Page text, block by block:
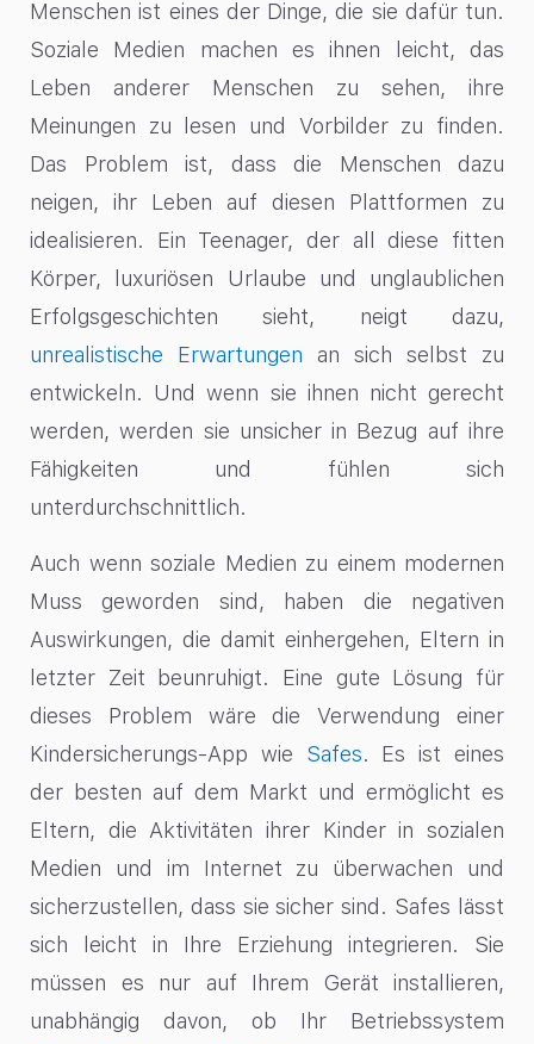
Menschen ist eines der Dinge, die sie dafür tun.
Soziale Medien machen es ihnen leicht, das
Leben anderer Menschen zu sehen, ihre
Meinungen zu lesen und Vorbilder zu finden.
Das Problem ist, dass die Menschen dazu
neigen, ihr Leben auf diesen Plattformen zu
idealisieren. Ein Teenager, der all diese fitten
Körper, luxuriösen Urlaube und unglaublichen
Erfolgsgeschichten sieht, neigt dazu,
unrealistische Erwartungen an sich selbst zu
entwickeln. Und wenn sie ihnen nicht gerecht
werden, werden sie unsicher in Bezug auf ihre
Fähigkeiten und fühlen sich
unterdurchschnittlich.
Auch wenn soziale Medien zu einem modernen
Muss geworden sind, haben die negativen
Auswirkungen, die damit einhergehen, Eltern in
letzter Zeit beunruhigt. Eine gute Lösung für
dieses Problem wäre die Verwendung einer
Kindersicherungs-App wie Safes. Es ist eines
der besten auf dem Markt und ermöglicht es
Eltern, die Aktivitäten ihrer Kinder in sozialen
Medien und im Internet zu überwachen und
sicherzustellen, dass sie sicher sind. Safes lässt
sich leicht in Ihre Erziehung integrieren. Sie
müssen es nur auf Ihrem Gerät installieren,
unabhängig davon, ob Ihr Betriebssystem